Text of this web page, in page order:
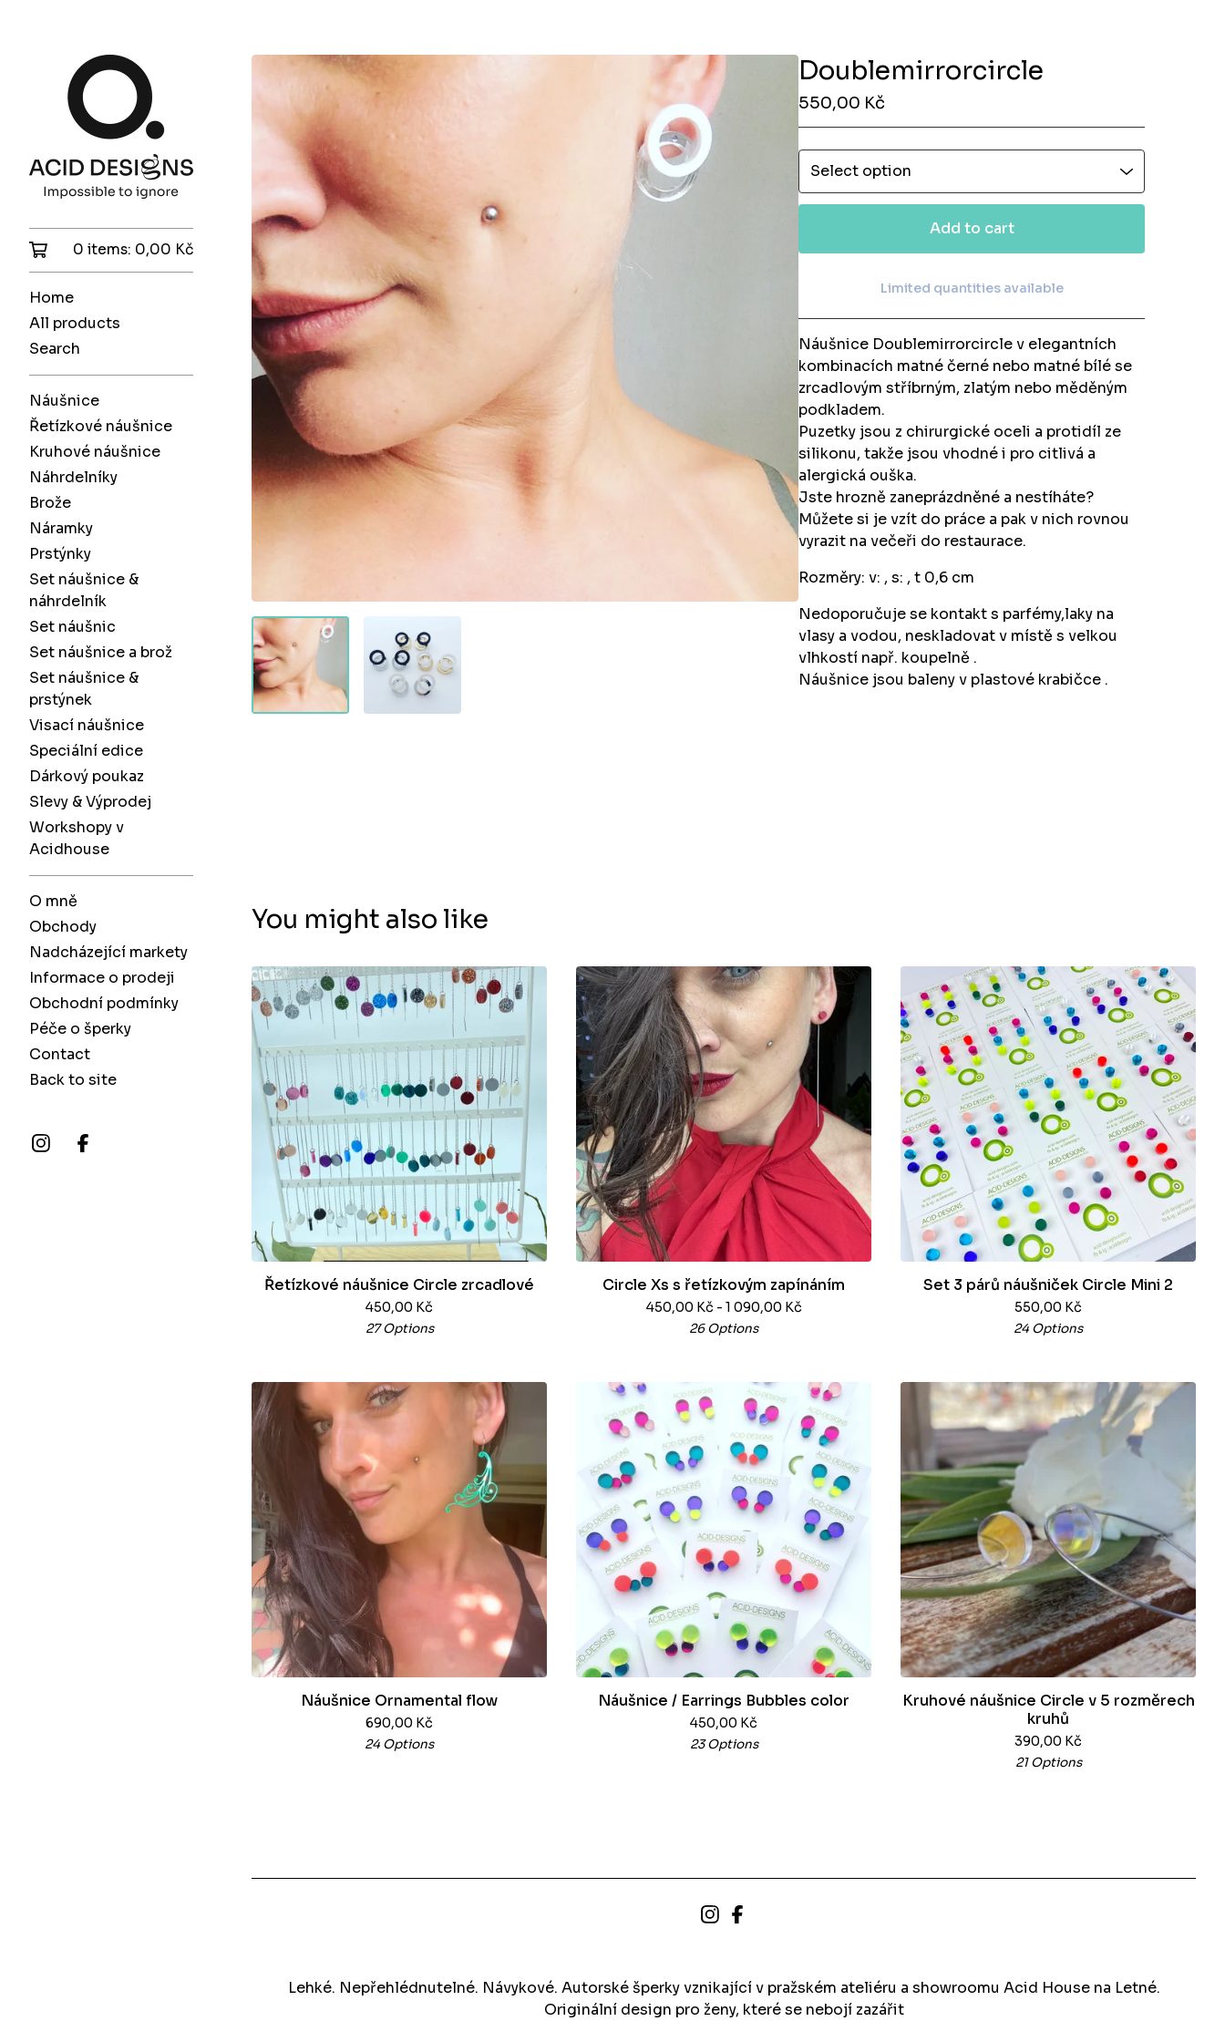
0 items: 0,00 Kč
Home
All products
Search
Náušnice
Řetízkové náušnice
Kruhové náušnice
Náhrdelníky
Brože
Náramky
Prstýnky
Set náušnice &
náhrdelník
Set náušnic
Set náušnice a brož
Set náušnice &
prstýnek
Visací náušnice
Speciální edice
Dárkový poukaz
Slevy & Výprodej
Workshopy v
Acidhouse
O mně
Obchody
Nadcházející markety
Informace o prodeji
Obchodní podmínky
Péče o šperky
Contact
Back to site
Doublemirrorcircle
550,00 Kč
Add to cart
View cart
Limited quantities available
Náušnice Doublemirrorcircle v elegantních
kombinacích matné černé nebo matné bílé se
zrcadlovým stříbrným, zlatým nebo měděným
podkladem.
Puzetky jsou z chirurgické oceli a protidíl ze
silikonu, takže jsou vhodné i pro citlivá a
alergická ouška.
Jste hrozně zaneprázdněné a nestíháte?
Můžete si je vzít do práce a pak v nich rovnou
vyrazit na večeři do restaurace.
Rozměry: v: , s: , t 0,6 cm
Nedoporučuje se kontakt s parfémy,laky na
vlasy a vodou, neskladovat v místě s velkou
vlhkostí např. koupelně .
Náušnice jsou baleny v plastové krabičce .
You might also like
Řetízkové náušnice Circle zrcadlové
450,00 Kč
27 Options
Circle Xs s řetízkovým zapínáním
450,00 Kč - 1 090,00 Kč
26 Options
Set 3 párů náušniček Circle Mini 2
550,00 Kč
24 Options
Náušnice Ornamental flow
690,00 Kč
24 Options
Náušnice / Earrings Bubbles color
450,00 Kč
23 Options
Kruhové náušnice Circle v 5 rozměrech
kruhů
390,00 Kč
21 Options
Lehké. Nepřehlédnutelné. Návykové. Autorské šperky vznikající v pražském ateliéru a showroomu Acid House na Letné.
Originální design pro ženy, které se nebojí zazářit